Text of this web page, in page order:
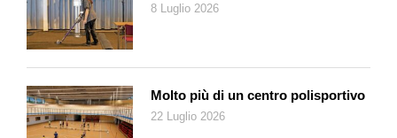
8 Luglio 2026
Molto più di un centro polisportivo
22 Luglio 2026